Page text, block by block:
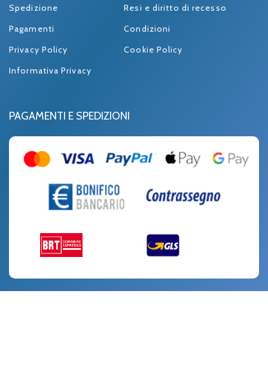
Spedizione
Resi e diritto di recesso
Pagamenti
Condizioni
Privacy Policy
Cookie Policy
Informativa Privacy
PAGAMENTI E SPEDIZIONI